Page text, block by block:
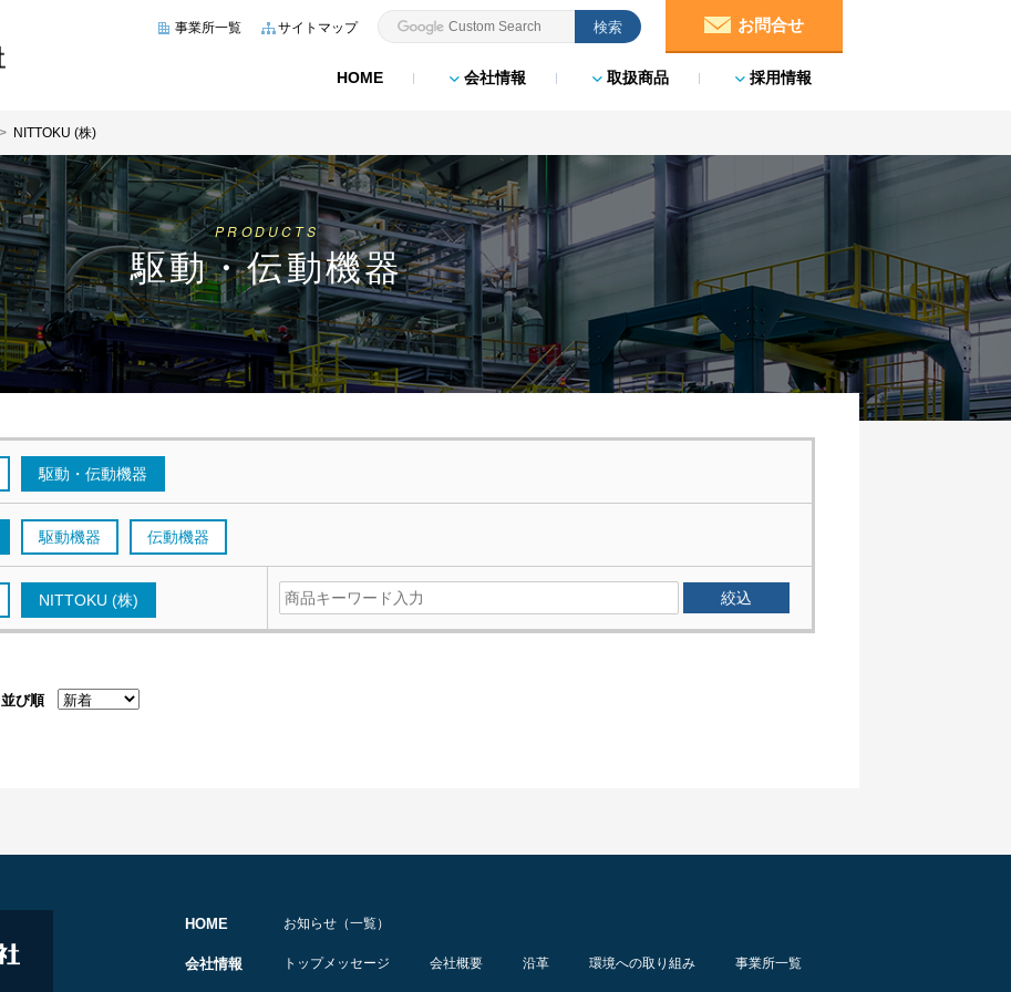
HOME 会社情報 取扱商品 採用情報
事業所一覧 サイトマップ お問合せ
NITTOKU (株)
PRODUCTS
駆動・伝動機器
駆動・伝動機器
駆動機器 伝動機器
NITTOKU (株)
並び順
HOME お知らせ（一覧）
会社情報 トップメッセージ 会社概要 沿革 環境への取り組み 事業所一覧